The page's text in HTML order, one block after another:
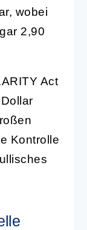
wobei
2,90
Act
Kontrolle